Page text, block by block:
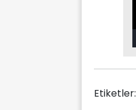
Etiketler: